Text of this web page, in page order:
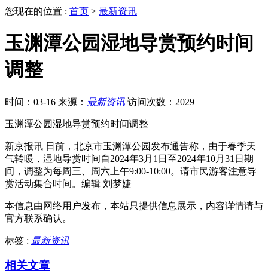
您现在的位置 : 首页 > 最新资讯
玉渊潭公园湿地导赏预约时间
调整
时间：03-16 来源： 最新资讯 访问次数：2029
玉渊潭公园湿地导赏预约时间调整
新京报讯 日前，北京市玉渊潭公园发布通告称，由于春季天
气转暖，湿地导赏时间自2024年3月1日至2024年10月31日期
间，调整为每周三、周六上午9:00-10:00。请市民游客注意导
赏活动集合时间。编辑 刘梦婕
本信息由网络用户发布， 本站只提供信息展示，内容详情请与
官方联系确认。
标签 : 最新资讯
相关文章